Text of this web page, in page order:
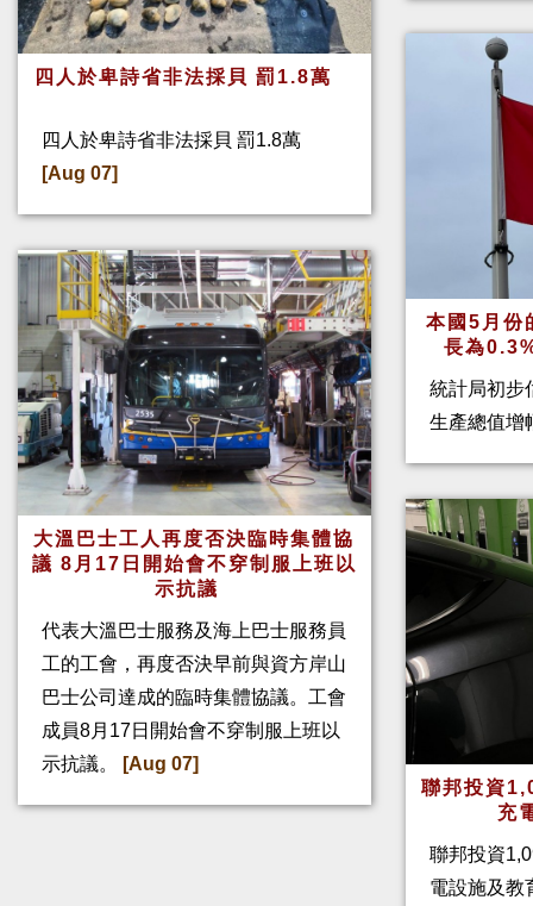
四人於卑詩省非法採貝 罰1.8萬
四人於卑詩省非法採貝 罰1.8萬
[Aug 07]
大溫巴士工人再度否決臨時集體協
議 8月17日開始會不穿制服上班以
示抗議
代表大溫巴士服務及海上巴士服務員
工的工會，再度否決早前與資方岸山
巴士公司達成的臨時集體協議。工會
成員8月17日開始會不穿制服上班以
示抗議。
[Aug 07]
本國5月份
長為
統計局初步
生產總值增
聯邦投資
充
聯邦投資
電設施及教